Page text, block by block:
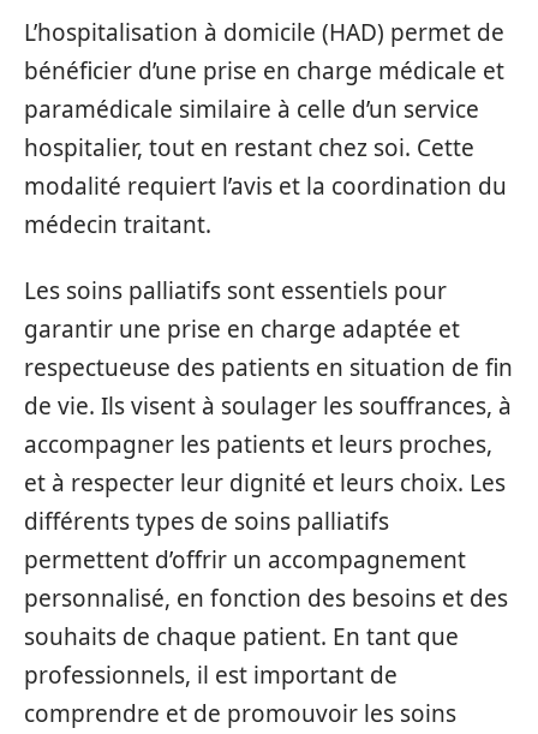
L’hospitalisation à domicile (HAD) permet de
bénéficier d’une prise en charge médicale et
paramédicale similaire à celle d’un service
hospitalier, tout en restant chez soi. Cette
modalité requiert l’avis et la coordination du
médecin traitant.
Les soins palliatifs sont essentiels pour
garantir une prise en charge adaptée et
respectueuse des patients en situation de fin
de vie. Ils visent à soulager les souffrances, à
accompagner les patients et leurs proches,
et à respecter leur dignité et leurs choix. Les
différents types de soins palliatifs
permettent d’offrir un accompagnement
personnalisé, en fonction des besoins et des
souhaits de chaque patient. En tant que
professionnels, il est important de
comprendre et de promouvoir les soins